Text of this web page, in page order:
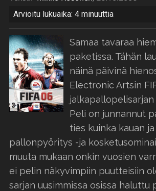
Arvioitu lukuaika: 4 minuuttia
Samaa tavaraa
paketissa. Tähän
näinä päivinä
Electronic Artsin
Peli on junnannut
ties kuinka kauan
pallonpyöritys -ja
muuta mukaan onkin vuosien
ei pelin näkyvimpiin puutteisiin
sarjan uusimmissa osissa haluttu